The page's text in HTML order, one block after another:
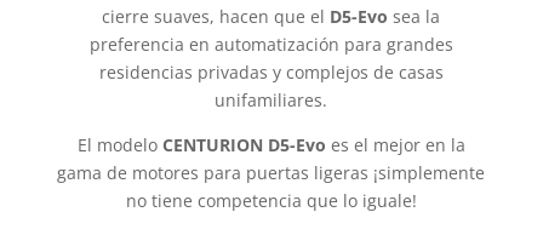
cierre suaves, hacen que el D5-Evo sea la
preferencia en automatización para grandes
residencias privadas y complejos de casas
unifamiliares.
El modelo CENTURION D5-Evo es el mejor en la
gama de motores para puertas ligeras ¡simplemente
no tiene competencia que lo iguale!